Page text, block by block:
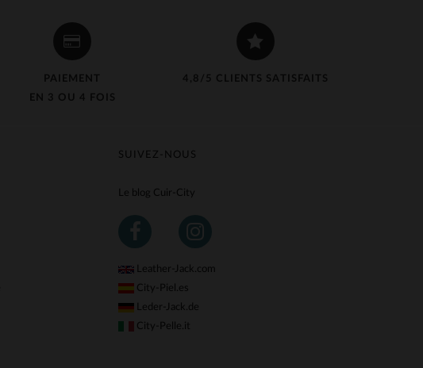
PAIEMENT
EN 3 OU 4 FOIS
4,8/5 CLIENTS SATISFAITS
SUIVEZ-NOUS
Le blog Cuir-City
Leather-Jack.com
City-Piel.es
Leder-Jack.de
City-Pelle.it